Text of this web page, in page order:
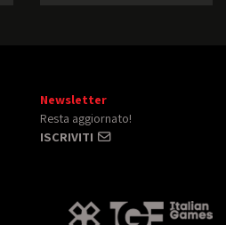
Newsletter
Resta aggiornato!
ISCRIVITI